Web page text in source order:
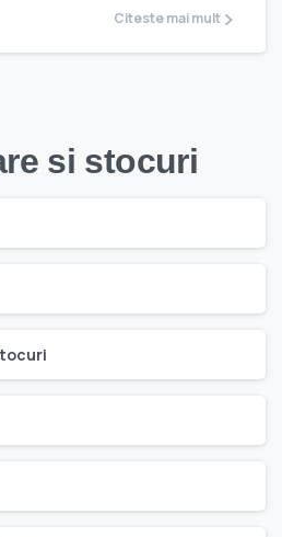
Citeste mai mult
si stocuri